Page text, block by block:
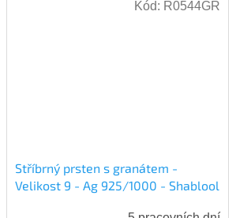
Stříbrný prsten s granátem -
Velikost 9 - Ag 925/1000 - Shablool
Kód: R0544GR